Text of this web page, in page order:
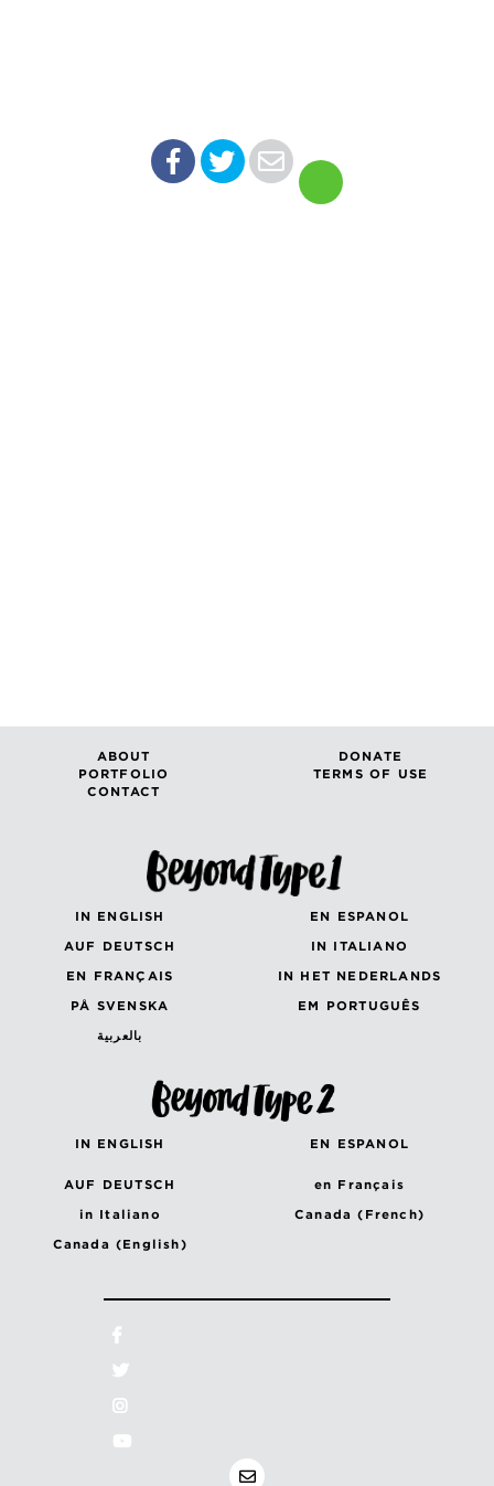
ABOUT
DONATE
PORTFOLIO
TERMS OF USE
CONTACT
IN ENGLISH
EN ESPANOL
AUF DEUTSCH
IN ITALIANO
EN FRANÇAIS
IN HET NEDERLANDS
PÅ SVENSKA
EM PORTUGUÊS
بالعربية
IN ENGLISH EN ESPANOL
AUF DEUTSCH
en Français
in Italiano
Canada (French)
Canada (English)